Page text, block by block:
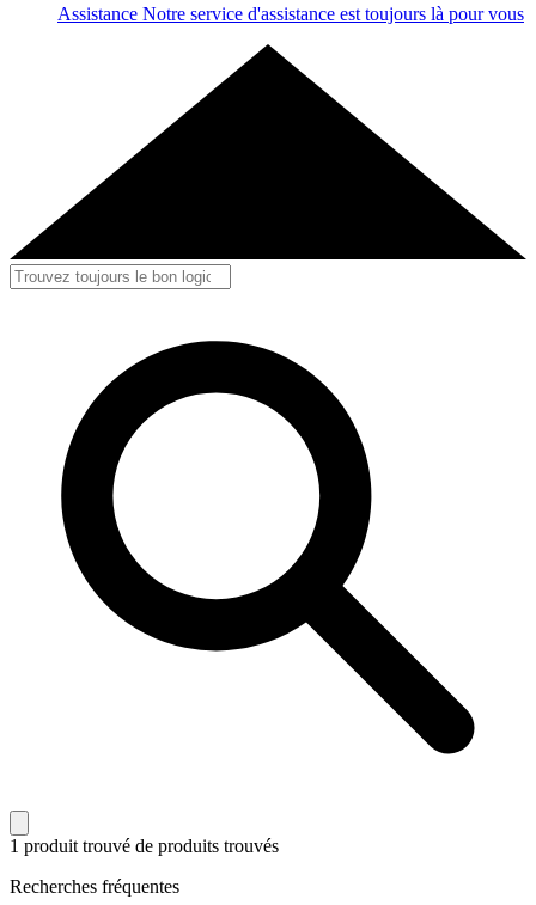
Assistance Notre service d'assistance est toujours là pour vous
1 produit trouvé de produits trouvés
Recherches fréquentes